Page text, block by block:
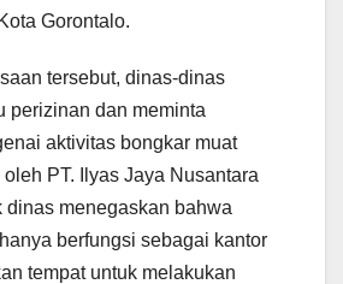
Gorontalo.
tersebut, dinas-dinas
perizinan dan meminta
aktivitas bongkar muat
PT. Ilyas Jaya Nusantara
dinas menegaskan bahwa
berfungsi sebagai kantor
tempat untuk melakukan